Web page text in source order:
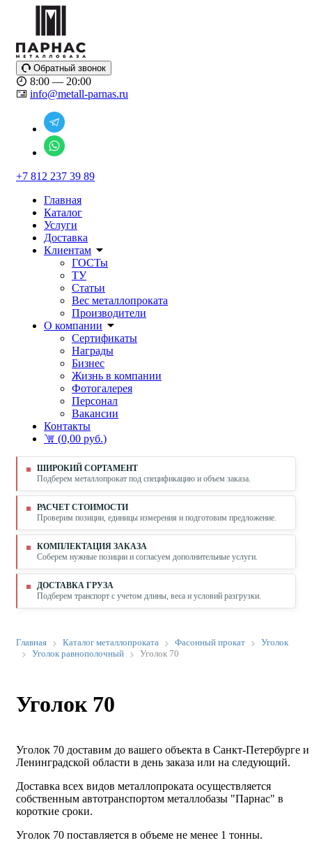
Обратный звонок
8:00 — 20:00
info@metall-parnas.ru
+7 812 237 39 89
Главная
Каталог
Услуги
Доставка
Клиентам
ГОСТы
ТУ
Статьи
Вес металлопроката
Производители
О компании
Сертификаты
Награды
Бизнес
Жизнь в компании
Фотогалерея
Персонал
Вакансии
Контакты
(0,00 руб.)
ШИРОКИЙ СОРТАМЕНТ
Подберем металлопрокат под спецификацию и объем заказа.
РАСЧЕТ СТОИМОСТИ
Проверим позиции, единицы измерения и подготовим предложение.
КОМПЛЕКТАЦИЯ ЗАКАЗА
Соберем нужные позиции и согласуем дополнительные услуги.
ДОСТАВКА ГРУЗА
Подберем транспорт с учетом длины, веса и условий разгрузки.
Главная Каталог металлопроката Фасонный прокат
Уголок
Уголок равнополочный
Уголок 70
Уголок 70
Уголок 70 доставим до вашего объекта в Санкт-Петербурге и
Ленинградской области в день заказа или на следующий.
Доставка всех видов металлопроката осуществляется
собственным автотранспортом металлобазы "Парнас" в
короткие сроки.
Уголок 70 поставляется в объеме не менее 1 тонны.